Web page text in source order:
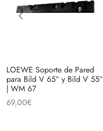
LOEWE Soporte de Pared
para Bild V 65″ y Bild V 55″
| WM 67
69,00€